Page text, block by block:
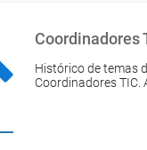
Coordinadores
Histórico de temas
Coordinadores TIC.